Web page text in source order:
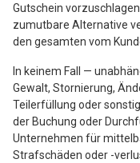
Gutschein
zumutbare Alternative
den gesamten vom
In keinem Fall —
Gewalt, Stornierung,
Teilerfüllung oder
der Buchung oder
Unternehmen für
Strafschäden oder -